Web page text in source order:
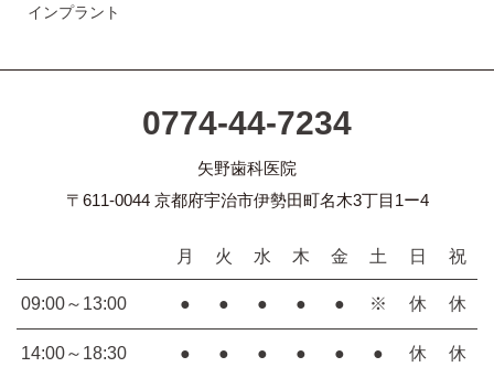
インプラント
0774-44-7234
矢野歯科医院
〒611-0044 京都府宇治市伊勢田町名木3丁目1ー4
月 火 水 木 金 土 日 祝
09:00～13:00 ● ● ● ● ● ※ 休 休
14:00～18:30 ● ● ● ● ● ● 休 休